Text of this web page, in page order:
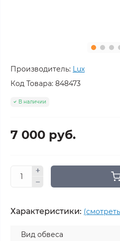
Производитель: Lux
Код Товара: 848473
В наличии
7 000 руб.
Характеристики:
Вид обвеса